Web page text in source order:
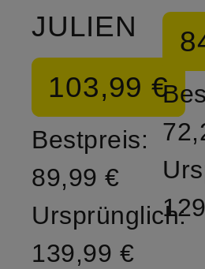
JULIEN
103,99 €
Bestpreis:
89,99 €
Ursprünglich:
139,99 €